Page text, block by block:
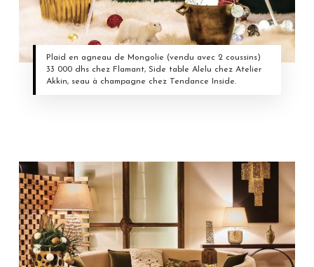
Plaid en agneau de Mongolie (vendu avec 2 coussins)
33 000 dhs chez Flamant, Side table Alelu chez Atelier
Akkin, seau à champagne chez Tendance Inside.